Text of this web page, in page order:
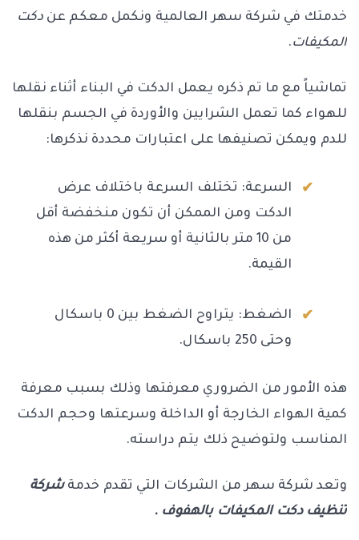
خدمتك في شركة سهر العالمية ونكمل معكم عن دكت
المكيفات.
تماشياً مع ما تم ذكره يعمل الدكت في البناء أثناء نقلها
للهواء كما تعمل الشرايين والأوردة في الجسم بنقلها
للدم ويمكن تصنيفها على اعتبارات محددة نذكرها:
السرعة: تختلف السرعة باختلاف عرض
الدكت ومن الممكن أن تكون منخفضة أقل
من 10 متر بالثانية أو سريعة أكثر من هذه
القيمة.
الضغط: يتراوح الضغط بين 0 باسكال
وحتى 250 باسكال.
هذه الأمور من الضروري معرفتها وذلك بسبب معرفة
كمية الهواء الخارجة أو الداخلة وسرعتها وحجم الدكت
المناسب ولتوضيح ذلك يتم دراسته.
وتعد شركة سهر من الشركات التي تقدم خدمةشركة
تنظيف دكت المكيفات بالهفوف .